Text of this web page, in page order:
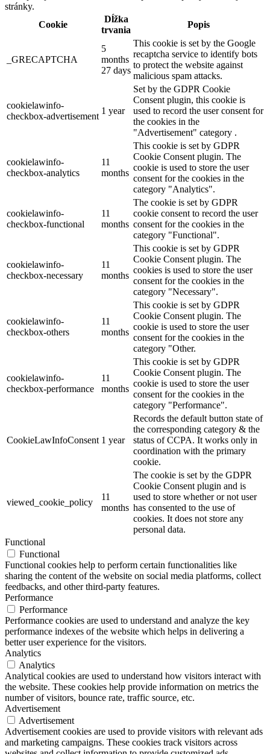
stránky.
Cookie
Dĺžka
trvania
Popis
_GRECAPTCHA
5
months
27 days
This cookie is set by the Google
recaptcha service to identify bots
to protect the website against
malicious spam attacks.
cookielawinfo-
checkbox-advertisement
1 year
Set by the GDPR Cookie
Consent plugin, this cookie is
used to record the user consent for
the cookies in the
"Advertisement" category .
cookielawinfo-
checkbox-analytics
11
months
This cookie is set by GDPR
Cookie Consent plugin. The
cookie is used to store the user
consent for the cookies in the
category "Analytics".
cookielawinfo-
checkbox-functional
11
months
The cookie is set by GDPR
cookie consent to record the user
consent for the cookies in the
category "Functional".
cookielawinfo-
checkbox-necessary
11
months
This cookie is set by GDPR
Cookie Consent plugin. The
cookies is used to store the user
consent for the cookies in the
category "Necessary".
cookielawinfo-
checkbox-others
11
months
This cookie is set by GDPR
Cookie Consent plugin. The
cookie is used to store the user
consent for the cookies in the
category "Other.
cookielawinfo-
checkbox-performance
11
months
This cookie is set by GDPR
Cookie Consent plugin. The
cookie is used to store the user
consent for the cookies in the
category "Performance".
CookieLawInfoConsent 1 year
Records the default button state of
the corresponding category & the
status of CCPA. It works only in
coordination with the primary
cookie.
viewed_cookie_policy
11
months
The cookie is set by the GDPR
Cookie Consent plugin and is
used to store whether or not user
has consented to the use of
cookies. It does not store any
personal data.
Functional
Functional
Functional cookies help to perform certain functionalities like
sharing the content of the website on social media platforms, collect
feedbacks, and other third-party features.
Performance
Performance
Performance cookies are used to understand and analyze the key
performance indexes of the website which helps in delivering a
better user experience for the visitors.
Analytics
Analytics
Analytical cookies are used to understand how visitors interact with
the website. These cookies help provide information on metrics the
number of visitors, bounce rate, traffic source, etc.
Advertisement
Advertisement
Advertisement cookies are used to provide visitors with relevant ads
and marketing campaigns. These cookies track visitors across